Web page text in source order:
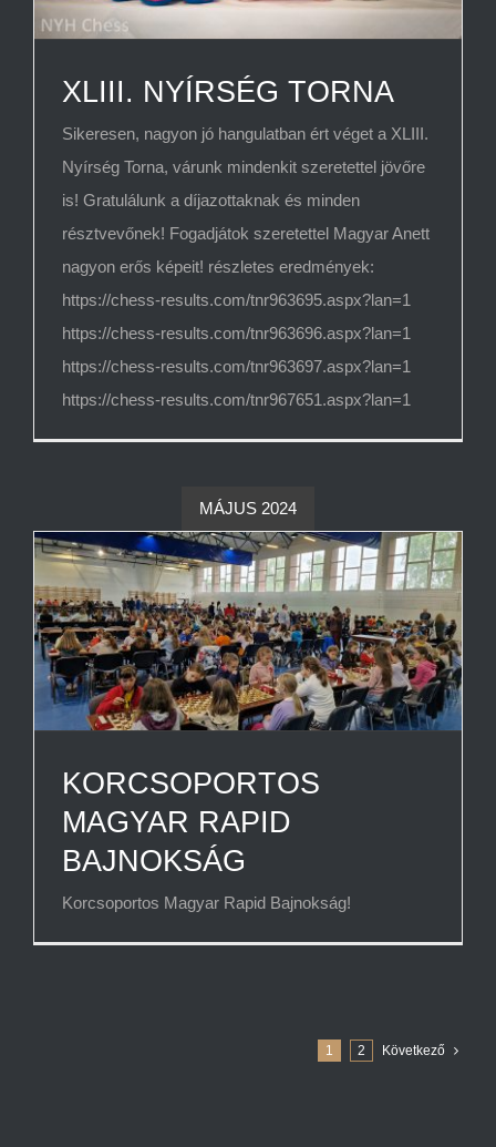
XLIII. NYÍRSÉG TORNA
Sikeresen, nagyon jó hangulatban ért véget a XLIII.
Nyírség Torna, várunk mindenkit szeretettel jövőre
is! Gratulálunk a díjazottaknak és minden
résztvevőnek! Fogadjátok szeretettel Magyar Anett
nagyon erős képeit! részletes eredmények:
https://chess-results.com/tnr963695.aspx?lan=1
https://chess-results.com/tnr963696.aspx?lan=1
https://chess-results.com/tnr963697.aspx?lan=1
https://chess-results.com/tnr967651.aspx?lan=1
MÁJUS 2024
KORCSOPORTOS
MAGYAR RAPID
BAJNOKSÁG
Korcsoportos Magyar Rapid Bajnokság!
1 2 Következő